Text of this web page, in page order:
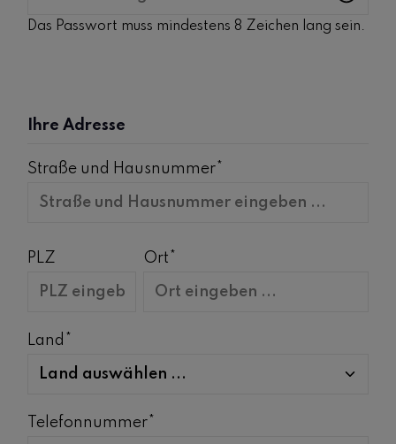
Das Passwort muss mindestens 8 Zeichen lang sein.
Ihre Adresse
Straße und Hausnummer*
PLZ Ort*
Land*
Telefonnummer*